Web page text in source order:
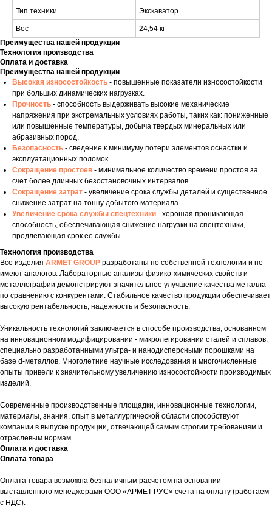
Тип техники Экскаватор
Вес
24,54 кг
Преимущества нашей продукции
Технология производства
Оплата и доставка
Преимущества нашей продукции
Высокая износостойкость - повышенные показатели износостойкости
при больших динамических нагрузках.
Прочность - способность выдерживать высокие механические
напряжения при экстремальных условиях работы, таких как: пониженные
или повышенные температуры, добыча твердых минеральных или
абразивных пород.
Безопасность - сведение к минимуму потери элементов оснастки и
эксплуатационных поломок.
Сокращение простоев - минимальное количество времени простоя за
счет более длинных безостановочных интервалов.
Сокращение затрат - увеличение срока службы деталей и существенное
снижение затрат на тонну добытого материала.
Увеличение срока службы спецтехники - хорошая проникающая
способность, обеспечивающая снижение нагрузки на спецтехники,
продлевающая срок ее службы.
Технология производства
Все изделия ARMET GROUP разработаны по собственной технологии и не
имеют аналогов. Лабораторные анализы физико-химических свойств и
металлографии демонстрируют значительное улучшение качества металла
по сравнению с конкурентами. Стабильное качество продукции обеспечивает
высокую рентабельность, надежность и безопасность.
Уникальность технологий заключается в способе производства, основанном
на инновационном модифицировании - микролегировании сталей и сплавов,
специально разработанными ультра- и нанодисперсными порошками на
базе d-металлов. Многолетние научные исследования и многочисленные
опыты привели к значительному увеличению износостойкости производимых
изделий.
Современные производственные площадки, инновационные технологии,
материалы, знания, опыт в металлургической области способствуют
компании в выпуске продукции, отвечающей самым строгим требованиям и
отраслевым нормам.
Оплата и доставка
Оплата товара
Оплата товара возможна безналичным расчетом на основании
выставленного менеджерами ООО «АРМЕТ РУС» счета на оплату (работаем
с НДС).